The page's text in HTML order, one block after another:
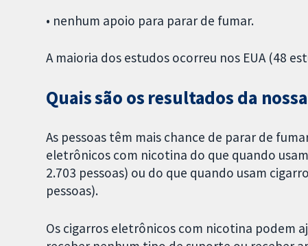
• nenhum apoio para parar de fumar.
A maioria dos estudos ocorreu nos EUA (48
Quais são os resultados da
As pessoas têm mais chance de parar de
eletrônicos com nicotina do que quando
2.703 pessoas) ou do que quando usam
pessoas).
Os cigarros eletrônicos com nicotina podem